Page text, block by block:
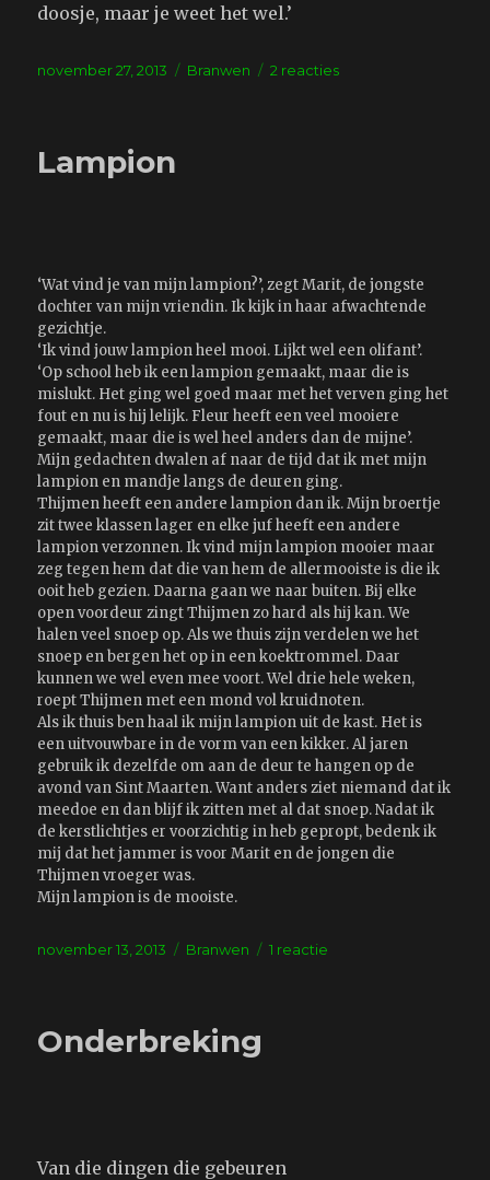
doosje, maar je weet het wel.’
Geplaatst
november 27, 2013 Tags
Branwen 2 reactiesop
Lampion
‘Wat vind je van mijn lampion?’, zegt Marit, de jongste
dochter van mijn vriendin. Ik kijk in haar afwachtende
gezichtje.
‘Ik vind jouw lampion heel mooi. Lijkt wel een olifant’.
‘Op school heb ik een lampion gemaakt, maar die is
mislukt. Het ging wel goed maar met het verven ging het
fout en nu is hij lelijk. Fleur heeft een veel mooiere
gemaakt, maar die is wel heel anders dan de mijne’.
Mijn gedachten dwalen af naar de tijd dat ik met mijn
lampion en mandje langs de deuren ging.
Thijmen heeft een andere lampion dan ik. Mijn broertje
zit twee klassen lager en elke juf heeft een andere
lampion verzonnen. Ik vind mijn lampion mooier maar
zeg tegen hem dat die van hem de allermooiste is die ik
ooit heb gezien. Daarna gaan we naar buiten. Bij elke
open voordeur zingt Thijmen zo hard als hij kan. We
halen veel snoep op. Als we thuis zijn verdelen we het
snoep en bergen het op in een koektrommel. Daar
kunnen we wel even mee voort. Wel drie hele weken,
roept Thijmen met een mond vol kruidnoten.
Als ik thuis ben haal ik mijn lampion uit de kast. Het is
een uitvouwbare in de vorm van een kikker. Al jaren
gebruik ik dezelfde om aan de deur te hangen op de
avond van Sint Maarten. Want anders ziet niemand dat ik
meedoe en dan blijf ik zitten met al dat snoep. Nadat ik
de kerstlichtjes er voorzichtig in heb gepropt, bedenk ik
mij dat het jammer is voor Marit en de jongen die
Thijmen vroeger was.
Mijn lampion is de mooiste.
Geplaatst
november 13, 2013 Tags
Branwen 1 reactie
Onderbreking
Van die dingen die gebeuren